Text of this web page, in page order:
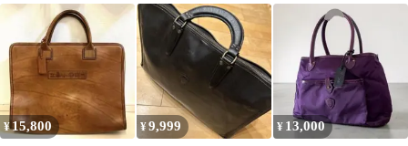
ース ナイロン カーキッグ 14-26 ネイビー
ッグ ナイロン
¥ 15,800 ¥9,999 ¥ 13,000